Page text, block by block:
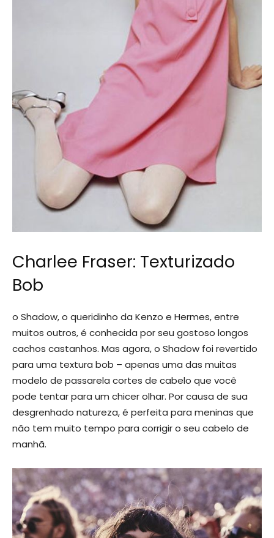
Charlee Fraser: Texturizado
Bob
o Shadow, o queridinho da Kenzo e Hermes, entre
muitos outros, é conhecida por seu gostoso longos
cachos castanhos. Mas agora, o Shadow foi revertido
para uma textura bob – apenas uma das muitas
modelo de passarela cortes de cabelo que você
pode tentar para um chicer olhar. Por causa de sua
desgrenhado natureza, é perfeita para meninas que
não tem muito tempo para corrigir o seu cabelo de
manhã.